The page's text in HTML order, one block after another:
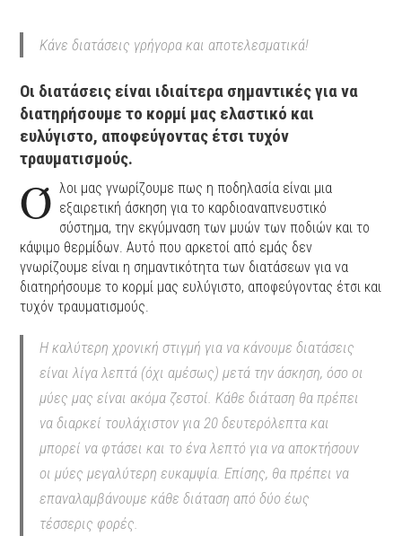
Κάνε διατάσεις γρήγορα και αποτελεσματικά!
Οι διατάσεις είναι ιδιαίτερα σημαντικές για να
διατηρήσουμε το κορμί μας ελαστικό και
ευλύγιστο, αποφεύγοντας έτσι τυχόν
τραυματισμούς.
Ό λοι μας γνωρίζουμε πως η ποδηλασία είναι μια
εξαιρετική άσκηση για το καρδιοαναπνευστικό
σύστημα, την εκγύμναση των μυών των ποδιών και το
κάψιμο θερμίδων. Αυτό που αρκετοί από εμάς δεν
γνωρίζουμε είναι η σημαντικότητα των διατάσεων για να
διατηρήσουμε το κορμί μας ευλύγιστο, αποφεύγοντας έτσι και
τυχόν τραυματισμούς.
Η καλύτερη χρονική στιγμή για να κάνουμε διατάσεις
είναι λίγα λεπτά (όχι αμέσως) μετά την άσκηση, όσο οι
μύες μας είναι ακόμα ζεστοί. Κάθε διάταση θα πρέπει
να διαρκεί τουλάχιστον για 20 δευτερόλεπτα και
μπορεί να φτάσει και το ένα λεπτό για να αποκτήσουν
οι μύες μεγαλύτερη ευκαμψία. Επίσης, θα πρέπει να
επαναλαμβάνουμε κάθε διάταση από δύο έως
τέσσερις φορές.